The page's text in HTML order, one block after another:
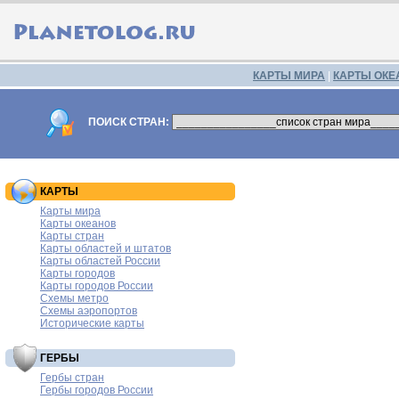
КАРТЫ МИРА КАРТЫ
ПОИСК СТРАН:
КАРТЫ
Карты мира
Карты океанов
Карты стран
Карты областей и штатов
Карты областей России
Карты городов
Карты городов России
Схемы метро
Схемы аэропортов
Исторические карты
ГЕРБЫ
Гербы стран
Гербы городов России